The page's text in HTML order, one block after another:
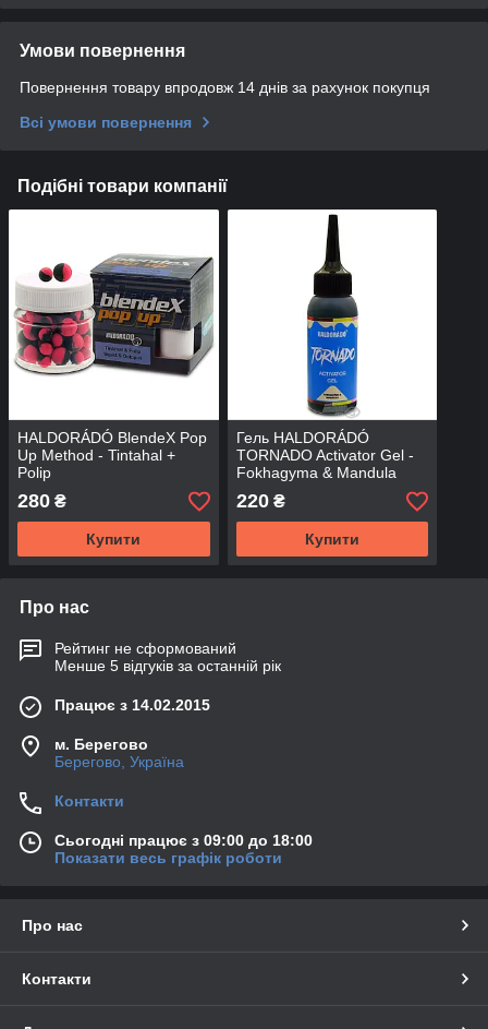
Умови повернення
Повернення товару впродовж 14 днів за рахунок покупця
Всі умови повернення
Подібні товари компанії
HALDORÁDÓ BlendeX Pop
Up Method - Tintahal +
Polip
280 ₴
Купити
Гель HALDORÁDÓ
TORNADO Activator Gel -
Fokhagyma & Mandula
220₴
Купити
Про нас
Рейтинг не сформований
Менше 5 відгуків за останній рік
Працює з 14.02.2015
м. Берегово
Берегово, Україна
Контакти
Сьогодні працює з 09:00 до 18:00
Показати весь графік роботи
Про нас
Контакти